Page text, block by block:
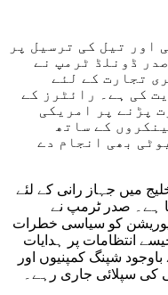
اور تیل کی ترسیل پر
ڈونلڈ ٹرمپ نے
تجارت کے لئے
کی ہے۔ رائٹرز کے
پڑنے پر امریکی
کے ساتھ
بھی انجام دے
میں جہاز رانی کے لئے
ہے۔ صدر ٹرمپ نے
کو سیاسی خطرات
انتظامات پر ہدایات
شپنگ کمپنیوں اور
کی سپلائی جاری رہے۔